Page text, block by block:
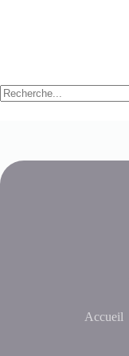
Accueil